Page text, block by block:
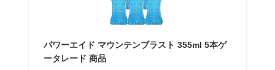
パワーエイド マウンテンブラスト 355ml 5本ゲ
ータレード 商品